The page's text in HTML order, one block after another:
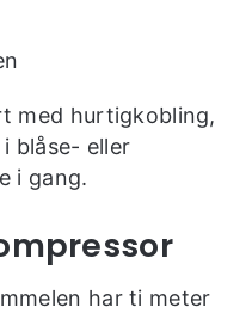
med hurtigkobling,
blåse- eller
i gang.
har ti meter